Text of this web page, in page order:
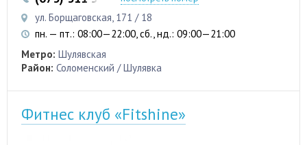
ул. Борщаговская, 171 / 18
пн. — пт.: 08:00—22:00, сб., нд.: 09:00—21:00
Метро: Шулявская
Район: Соломенский / Шулявка
Фитнес клуб «Fitshine»